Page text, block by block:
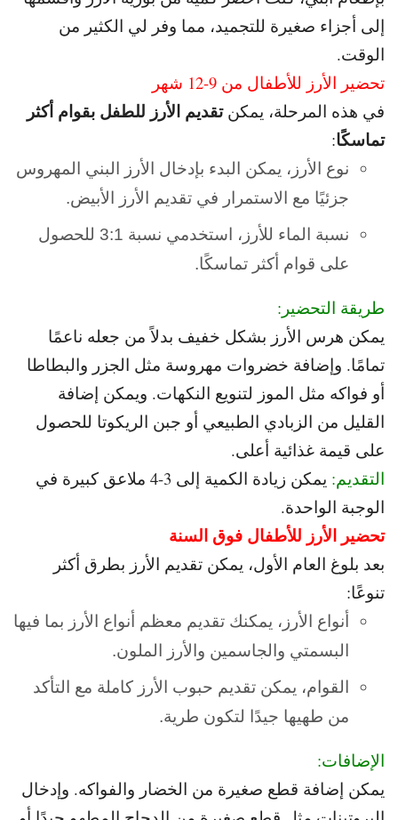
إلى أجزاء صغيرة للتجميد، مما وفر لي الكثير من
الوقت.
تحضير الأرز للأطفال من 9-12 شهر
في هذه المرحلة، يمكنتقديم الأرز للطفل بقوام أكثر
تماسكًا:
نوع الأرز، يمكن البدء بإدخال الأرز البني المهروس
جزئيًا مع الاستمرار في تقديم الأرز الأبيض.
نسبة الماء للأرز، استخدمي نسبة 3:1 للحصول
على قوام أكثر تماسكًا.
طريقة التحضير:
يمكن هرس الأرز بشكل خفيف بدلاً من جعله ناعمًا
تمامًا. وإضافة خضروات مهروسة مثل الجزر والبطاطا
أو فواكه مثل الموز لتنويع النكهات. ويمكن إضافة
القليل من الزبادي الطبيعي أو جبن الريكوتا للحصول
على قيمة غذائية أعلى.
التقديم:
يمكن زيادة الكمية إلى 3-4 ملاعق كبيرة في
الوجبة الواحدة.
تحضير الأرز للأطفال فوق السنة
بعد بلوغ العام الأول، يمكن تقديم الأرز بطرق أكثر
تنوعًا:
أنواع الأرز، يمكنك تقديم معظم أنواع الأرز بما فيها
البسمتي والجاسمين والأرز الملون.
القوام، يمكن تقديم حبوب الأرز كاملة مع التأكد
من طهيها جيدًا لتكون طرية.
الإضافات:
يمكن إضافة قطع صغيرة من الخضار والفواكه. وإدخال